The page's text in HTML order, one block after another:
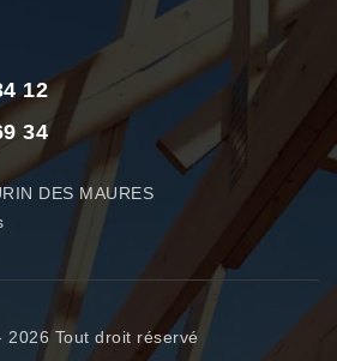
12
34
DES MAURES
2026 Tout droit réservé